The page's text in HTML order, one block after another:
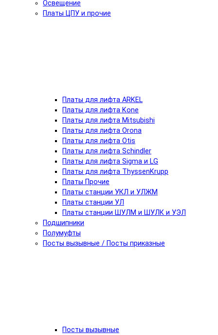
Освещение
Платы ЦПУ и прочие
Платы для лифта ARKEL
Платы для лифта Kone
Платы для лифта Mitsubishi
Платы для лифта Orona
Платы для лифта Otis
Платы для лифта Schindler
Платы для лифта Sigma и LG
Платы для лифта ThyssenKrupp
Платы Прочие
Платы станции УКЛ и УЛЖМ
Платы станции УЛ
Платы станции ШУЛМ и ШУЛК и УЭЛ
Подшипники
Полумуфты
Посты вызывные / Посты приказные
Посты вызывные